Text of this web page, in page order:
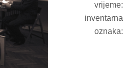
vrijeme:
inventarna
oznaka: